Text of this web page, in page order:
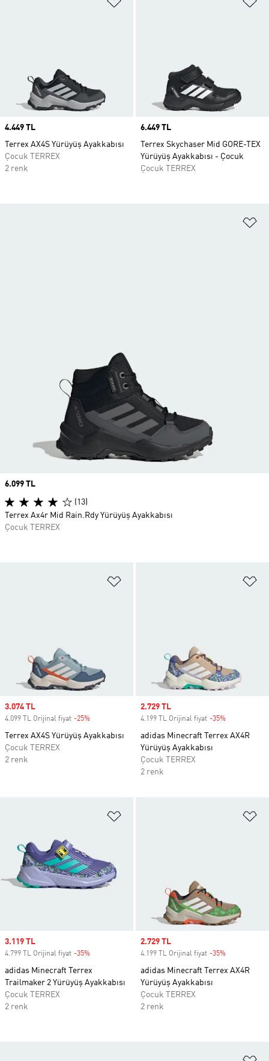
Price
4.449 TL
Terrex AX4S Yürüyüş Ayakkabısı
Çocuk TERREX
2 renk
Price
6.449 TL
Terrex Skychaser Mid GORE-TEX
Yürüyüş Ayakkabısı - Çocuk
Çocuk TERREX
Sale price
3.074 TL
4.099 TL Orijinal fiyat -25%
Terrex AX4S Yürüyüş Ayakkabısı
Çocuk TERREX
2 renk
Sale price
2.729 TL
4.199 TL Orijinal fiyat -35%
adidas Minecraft Terrex AX4R
Yürüyüş Ayakkabısı
Çocuk TERREX
2 renk
Sale price
3.119 TL
4.799 TL Orijinal fiyat -35%
adidas Minecraft Terrex
Trailmaker 2 Yürüyüş Ayakkabısı
Çocuk TERREX
2 renk
Sale price
2.729 TL
4.199 TL Orijinal fiyat -35%
adidas Minecraft Terrex AX4R
Yürüyüş Ayakkabısı
Çocuk TERREX
2 renk
Price
6.099 TL
(13)
Terrex Ax4r Mid Rain.Rdy Yürüyüş Ayakkabısı
Çocuk TERREX